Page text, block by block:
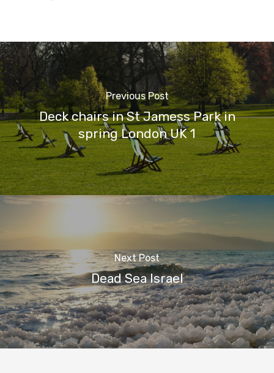
Previous Post
Deck chairs in St Jamess Park in
spring London UK 1
Next Post
Dead Sea Israel